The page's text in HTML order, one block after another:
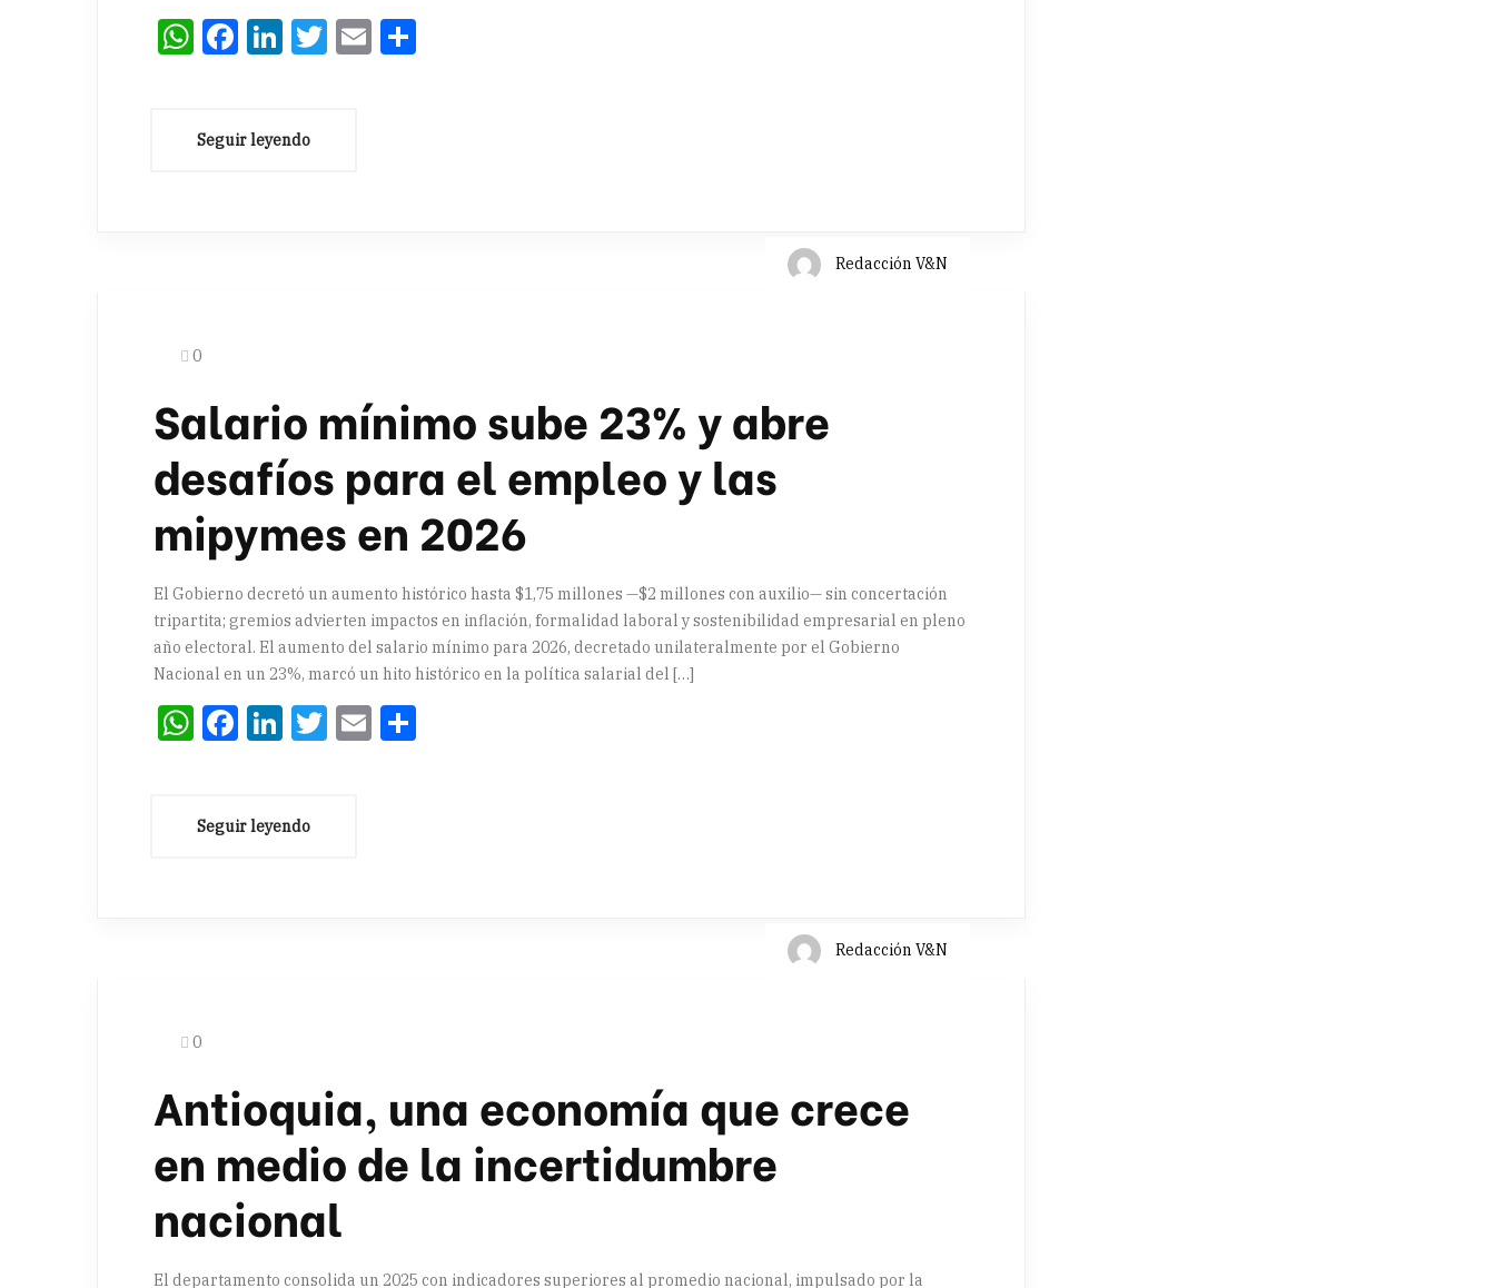
WhatsApp
Facebook
LinkedIn
Twitter
Email
Redacción V&N
0
Salario mínimo sube 23% y abre
desafíos para el empleo y las
mipymes en 2026
El Gobierno decretó un aumento histórico hasta $1,75 millones —$2 millones con auxilio— sin concertación
tripartita; gremios advierten impactos en inflación, formalidad laboral y sostenibilidad empresarial en pleno
año electoral. El aumento del salario mínimo para 2026, decretado unilateralmente por el Gobierno
Nacional en un 23%, marcó un hito histórico en la política salarial del […]
WhatsApp
Facebook
LinkedIn
Twitter
Email
Redacción V&N
0
Antioquia, una economía que crece
en medio de la incertidumbre
nacional
El departamento consolida un 2025 con indicadores superiores al promedio nacional, impulsado por la